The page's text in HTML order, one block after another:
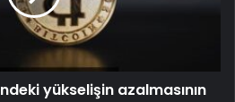
yükselişin azalmasının